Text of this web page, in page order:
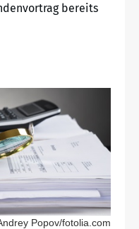
bereits
Popov/fotolia.com